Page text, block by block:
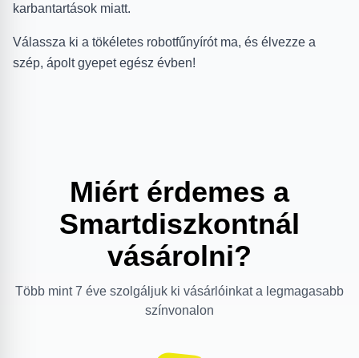
karbantartások miatt.
Válassza ki a tökéletes robotfűnyírót ma, és élvezze a
szép, ápolt gyepet egész évben!
Miért érdemes a
Smartdiszkontnál
vásárolni?
Több mint 7 éve szolgáljuk ki vásárlóinkat a legmagasabb
színvonalon